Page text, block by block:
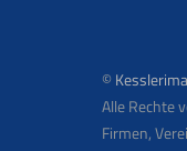
©
Alle Rechte
Firmen,